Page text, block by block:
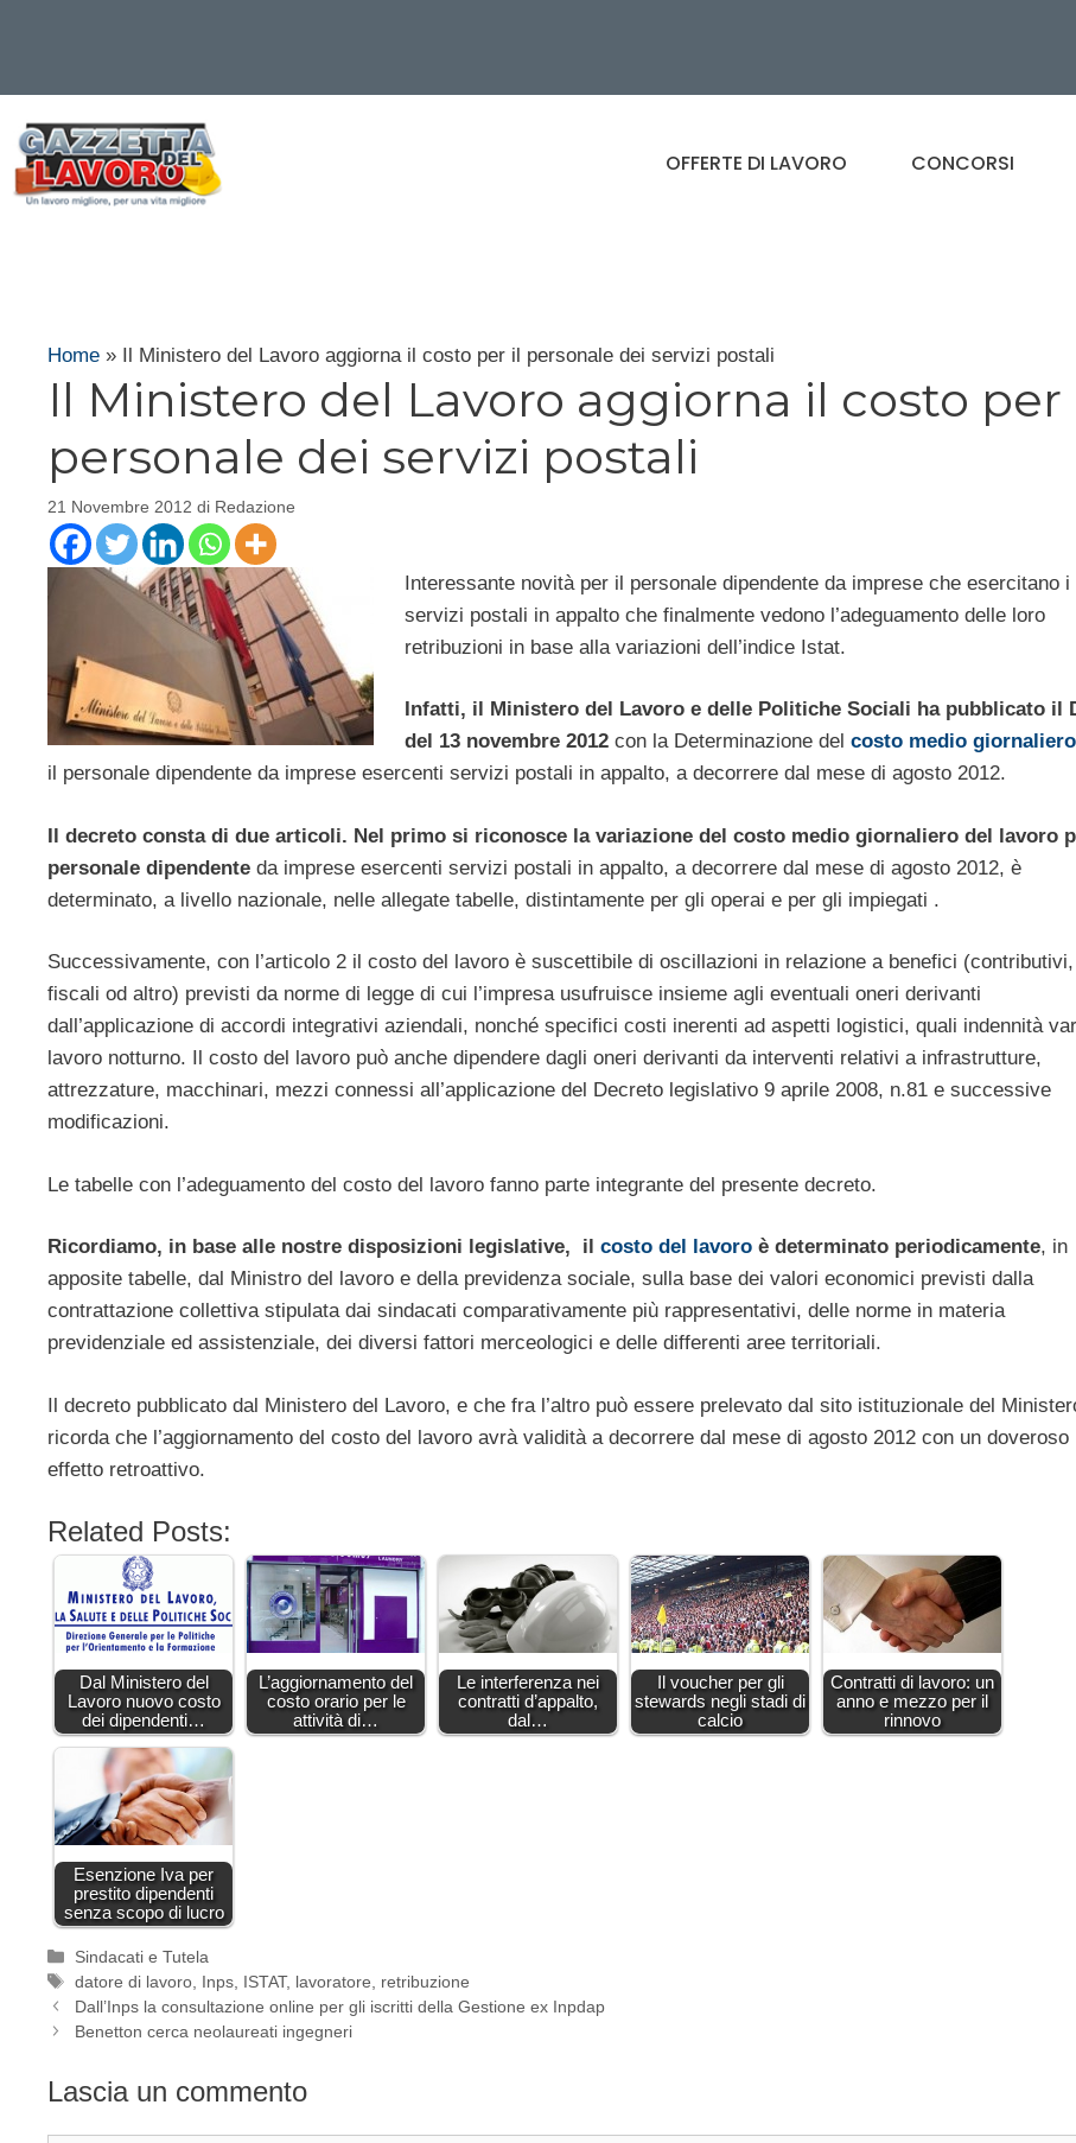
contenuto
OFFERTE DI LAVORO CONCORSI
Home » Il Ministero del Lavoro aggiorna il costo per il personale dei servizi postali
Il Ministero del Lavoro aggiorna il costo per
personale dei servizi postali
21 Novembre 2012 di Redazione
Interessante novità per il personale dipendente da imprese che esercitano i
servizi postali in appalto che finalmente vedono l’adeguamento delle loro
retribuzioni in base alla variazioni dell’indice Istat.
Infatti, il Ministero del Lavoro e delle Politiche Sociali ha pubblicato il
del 13 novembre 2012con la Determinazione del costo medio giornaliero
il personale dipendente da imprese esercenti servizi postali in appalto, a decorrere dal mese di agosto 2012.
Il decreto consta di due articoli. Nel primo si riconosce la variazione del costo medio giornaliero del lavoro
personale dipendente da imprese esercenti servizi postali in appalto, a decorrere dal mese di agosto 2012, è
determinato, a livello nazionale, nelle allegate tabelle, distintamente per gli operai e per gli impiegati .
Successivamente, con l’articolo 2 il costo del lavoro è suscettibile di oscillazioni in relazione a benefici (contributivi,
fiscali od altro) previsti da norme di legge di cui l’impresa usufruisce insieme agli eventuali oneri derivanti
dall’applicazione di accordi integrativi aziendali, nonché specifici costi inerenti ad aspetti logistici, quali indennità
lavoro notturno. Il costo del lavoro può anche dipendere dagli oneri derivanti da interventi relativi a infrastrutture,
attrezzature, macchinari, mezzi connessi all’applicazione del Decreto legislativo 9 aprile 2008, n.81 e successive
modificazioni.
Le tabelle con l’adeguamento del costo del lavoro fanno parte integrante del presente decreto.
Ricordiamo, in base alle nostre disposizioni legislative, il costo del lavoro è determinato periodicamente, in
apposite tabelle, dal Ministro del lavoro e della previdenza sociale, sulla base dei valori economici previsti dalla
contrattazione collettiva stipulata dai sindacati comparativamente più rappresentativi, delle norme in materia
previdenziale ed assistenziale, dei diversi fattori merceologici e delle differenti aree territoriali.
Il decreto pubblicato dal Ministero del Lavoro, e che fra l’altro può essere prelevato dal sito istituzionale del
ricorda che l’aggiornamento del costo del lavoro avrà validità a decorrere dal mese di agosto 2012 con un doveroso
effetto retroattivo.
Related Posts:
Dal Ministero del
Lavoro nuovo costo
dei dipendenti…
L’aggiornamento del
costo orario per le
attività di…
Le interferenza nei
contratti d’appalto,
dal…
Il voucher per gli
stewards negli stadi di
calcio
Contratti di lavoro: un
anno e mezzo per il
rinnovo
Esenzione Iva per
prestito dipendenti
senza scopo di lucro
Categorie
Sindacati e Tutela
Tag
datore di lavoro Inps ISTAT, lavoratore
retribuzione
Dall’Inps la consultazione online per gli iscritti della Gestione ex Inpdap
Benetton cerca neolaureati ingegneri
Lascia un commento